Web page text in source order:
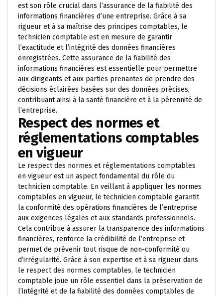
est son rôle crucial dans l’assurance de la fiabilité des
informations financières d’une entreprise. Grâce à sa
rigueur et à sa maîtrise des principes comptables, le
technicien comptable est en mesure de garantir
l’exactitude et l’intégrité des données financières
enregistrées. Cette assurance de la fiabilité des
informations financières est essentielle pour permettre
aux dirigeants et aux parties prenantes de prendre des
décisions éclairées basées sur des données précises,
contribuant ainsi à la santé financière et à la pérennité de
l’entreprise.
Respect des normes et
réglementations comptables
en vigueur
Le respect des normes et réglementations comptables
en vigueur est un aspect fondamental du rôle du
technicien comptable. En veillant à appliquer les normes
comptables en vigueur, le technicien comptable garantit
la conformité des opérations financières de l’entreprise
aux exigences légales et aux standards professionnels.
Cela contribue à assurer la transparence des informations
financières, renforce la crédibilité de l’entreprise et
permet de prévenir tout risque de non-conformité ou
d’irrégularité. Grâce à son expertise et à sa rigueur dans
le respect des normes comptables, le technicien
comptable joue un rôle essentiel dans la préservation de
l’intégrité et de la fiabilité des données comptables de